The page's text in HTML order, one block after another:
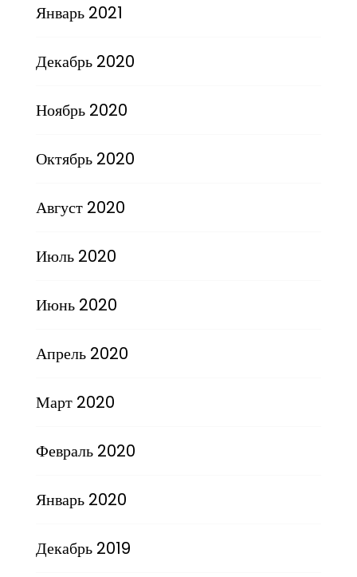
Январь 2021
Декабрь 2020
Ноябрь 2020
Октябрь 2020
Август 2020
Июль 2020
Июнь 2020
Апрель 2020
Март 2020
Февраль 2020
Январь 2020
Декабрь 2019